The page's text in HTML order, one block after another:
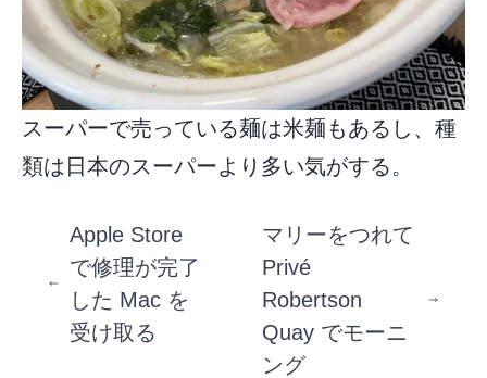
スーパーで売っている麺は米麺もあるし、種
類は日本のスーパーより多い気がする。
Apple Store
で修理が完了
した Mac を
受け取る
マリーをつれて
Privé
Robertson
Quay でモーニ
ング